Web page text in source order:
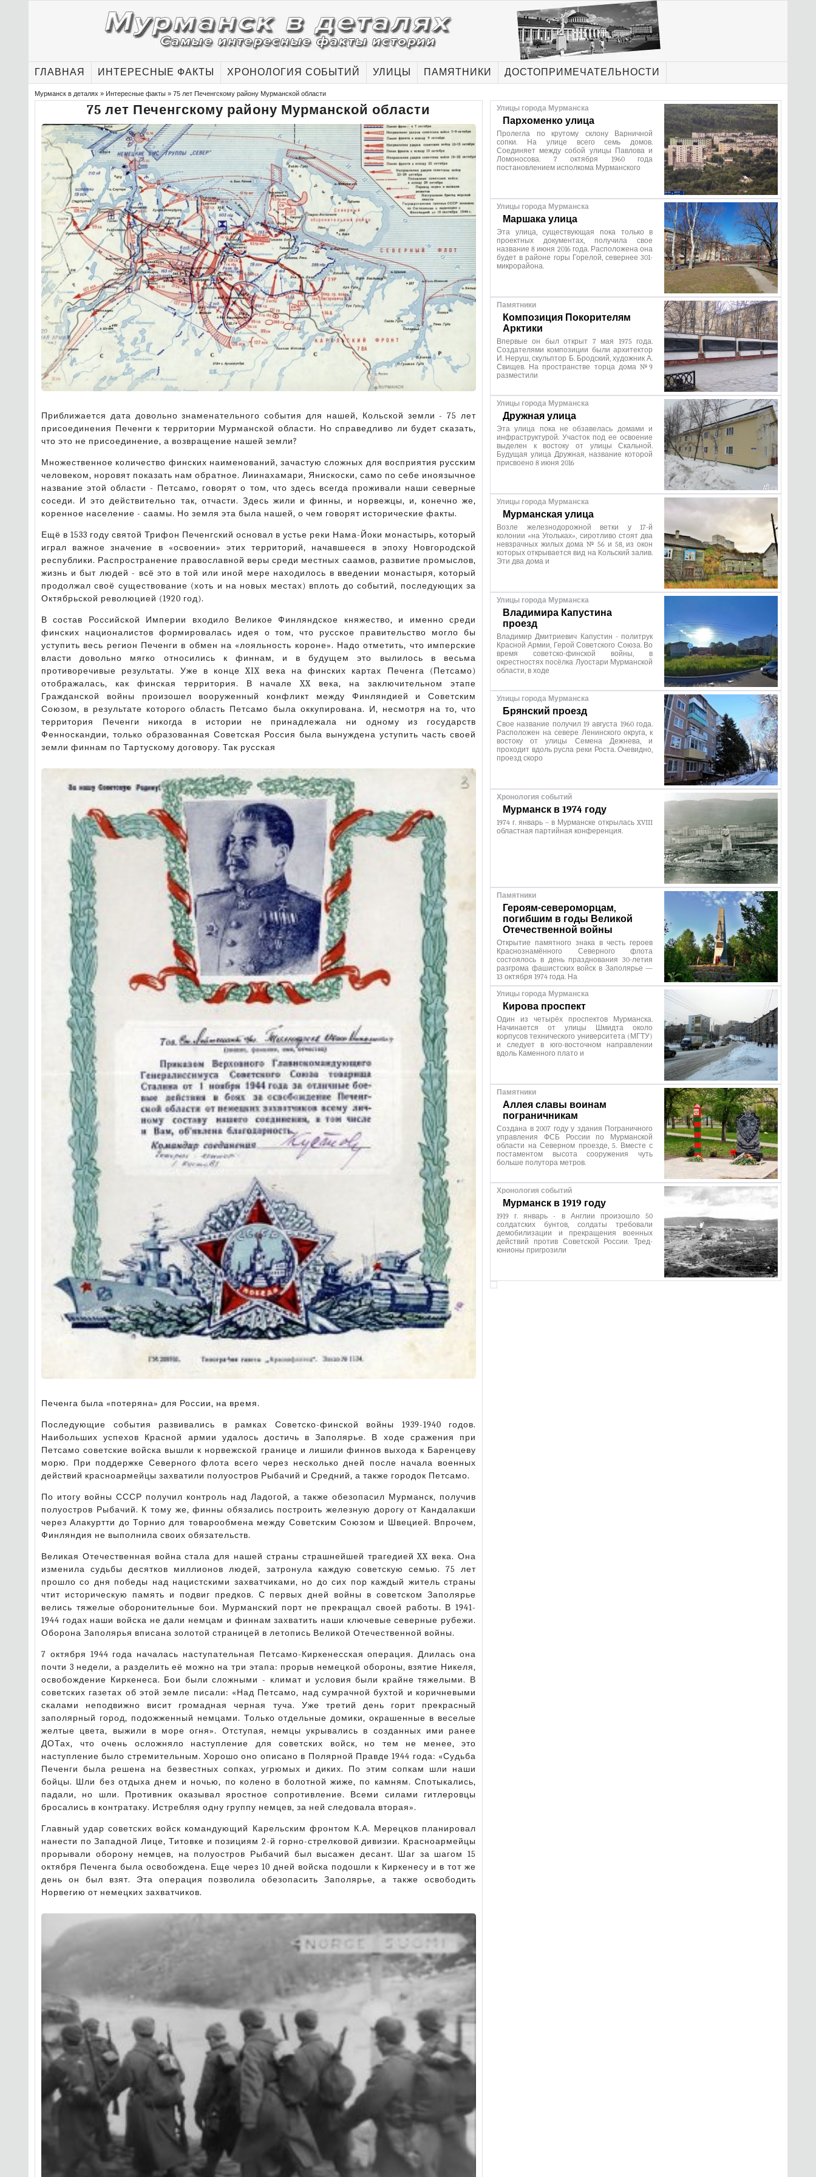
ГЛАВНАЯ ИНТЕРЕСНЫЕ ФАКТЫ ХРОНОЛОГИЯ СОБЫТИЙ УЛИЦЫ ПАМЯТНИКИ ДОСТОПРИМЕЧАТЕЛЬНОСТИ
Мурманск в деталях » Интересные факты » 75 лет Печенгскому району Мурманской области
75 лет Печенгскому району Мурманской области
Приближается дата довольно знаменательного события для нашей, Кольской земли - 75 лет
присоединения Печенги к территории Мурманской области. Но справедливо ли будет сказать,
что это не присоединение, а возвращение нашей земли?
Множественное количество финских наименований, зачастую сложных для восприятия русским
человеком, норовят показать нам обратное. Лиинахамари, Янискоски, само по себе иноязычное
название этой области - Петсамо, говорят о том, что здесь всегда проживали наши северные
соседи. И это действительно так, отчасти. Здесь жили и финны, и норвежцы, и, конечно же,
коренное население - саамы. Но земля эта была нашей, о чем говорят исторические факты.
Ещё в 1533 году святой Трифон Печенгский основал в устье реки Нама-Йоки монастырь, который
играл важное значение в «освоении» этих территорий, начавшееся в эпоху Новгородской
республики. Распространение православной веры среди местных саамов, развитие промыслов,
жизнь и быт людей - всё это в той или иной мере находилось в введении монастыря, который
продолжал своё существование (хоть и на новых местах) вплоть до событий, последующих за
Октябрьской революцией (1920 год).
В состав Российской Империи входило Великое Финляндское княжество, и именно среди
финских националистов формировалась идея о том, что русское правительство могло бы
уступить весь регион Печенги в обмен на «лояльность короне». Надо отметить, что имперские
власти довольно мягко относились к финнам, и в будущем это вылилось в весьма
противоречивые результаты. Уже в конце XIX века на финских картах Печенга (Петсамо)
отображалась, как финская территория. В начале XX века, на заключительном этапе
Гражданской войны произошел вооруженный конфликт между Финляндией и Советским
Союзом, в результате которого область Петсамо была оккупирована. И, несмотря на то, что
территория Печенги никогда в истории не принадлежала ни одному из государств
Фенноскандии, только образованная Советская Россия была вынуждена уступить часть своей
земли финнам по Тартускому договору. Так русская
Печенга была «потеряна» для России, на время.
Последующие события развивались в рамках Советско-финской войны 1939-1940 годов.
Наибольших успехов Красной армии удалось достичь в Заполярье. В ходе сражения при
Петсамо советские войска вышли к норвежской границе и лишили финнов выхода к Баренцеву
морю. При поддержке Северного флота всего через несколько дней после начала военных
действий красноармейцы захватили полуостров Рыбачий и Средний, а также городок Петсамо.
По итогу войны СССР получил контроль над Ладогой, а также обезопасил Мурманск, получив
полуостров Рыбачий. К тому же, финны обязались построить железную дорогу от Кандалакши
через Алакуртти до Торнио для товарообмена между Советским Союзом и Швецией. Впрочем,
Финляндия не выполнила своих обязательств.
Великая Отечественная война стала для нашей страны страшнейшей трагедией XX века. Она
изменила судьбы десятков миллионов людей, затронула каждую советскую семью. 75 лет
прошло со дня победы над нацистскими захватчиками, но до сих пор каждый житель страны
чтит историческую память и подвиг предков. С первых дней войны в советском Заполярье
велись тяжелые оборонительные бои. Мурманский порт не прекращал своей работы. В 1941-
1944 годах наши войска не дали немцам и финнам захватить наши ключевые северные рубежи.
Оборона Заполярья вписана золотой страницей в летопись Великой Отечественной войны.
7 октября 1944 года началась наступательная Петсамо-Киркенесская операция. Длилась она
почти 3 недели, а разделить её можно на три этапа: прорыв немецкой обороны, взятие Никеля,
освобождение Киркенеса. Бои были сложными - климат и условия были крайне тяжелыми. В
советских газетах об этой земле писали: «Над Петсамо, над сумрачной бухтой и коричневыми
скалами неподвижно висит громадная черная туча. Уже третий день горит прекрасный
заполярный город, подожженный немцами. Только отдельные домики, окрашенные в веселые
желтые цвета, выжили в море огня». Отступая, немцы укрывались в созданных ими ранее
ДОТах, что очень осложняло наступление для советских войск, но тем не менее, это
наступление было стремительным. Хорошо оно описано в Полярной Правде 1944 года: «Судьба
Печенги была решена на безвестных сопках, угрюмых и диких. По этим сопкам шли наши
бойцы. Шли без отдыха днем и ночью, по колено в болотной жиже, по камням. Спотыкались,
падали, но шли. Противник оказывал яростное сопротивление. Всеми силами гитлеровцы
бросались в контратаку. Истребляя одну группу немцев, за ней следовала вторая».
Главный удар советских войск командующий Карельским фронтом К.А. Мерецков планировал
нанести по Западной Лице, Титовке и позициям 2-й горно-стрелковой дивизии. Красноармейцы
прорывали оборону немцев, на полуостров Рыбачий был высажен десант. Шаг за шагом 15
октября Печенга была освобождена. Еще через 10 дней войска подошли к Киркенесу и в тот же
день он был взят. Эта операция позволила обезопасить Заполярье, а также освободить
Норвегию от немецких захватчиков.
Улицы города Мурманска
Пархоменко улица
Пролегла по крутому склону Варничной
сопки. На улице всего семь домов.
Соединяет между собой улицы Павлова и
Ломоносова. 7 октября 1960 года
постановлением исполкома Мурманского
Улицы города Мурманска
Маршака улица
Эта улица, существующая пока только в
проектных документах, получила свое
название 8 июня 2016 года. Расположена она
будет в районе горы Горелой, севернее 301-
микрорайона.
Памятники
Композиция Покорителям
Арктики
Впервые он был открыт 7 мая 1975 года.
Создателями композиции были архитектор
И. Неруш, скульптор Б. Бродский, художник А.
Свищев. На пространстве торца дома №9
разместили
Улицы города Мурманска
Дружная улица
Эта улица пока не обзавелась домами и
инфраструктурой. Участок под ее освоение
выделен к востоку от улицы Скальной.
Будущая улица Дружная, название которой
присвоено 8 июня 2016
Улицы города Мурманска
Мурманская улица
Возле железнодорожной ветки у 17-й
колонии «на Угольках», сиротливо стоят два
невзрачных жилых дома № 56 и 58, из окон
которых открывается вид на Кольский залив.
Эти два дома и
Улицы города Мурманска
Владимира Капустина
проезд
Владимир Дмитриевич Капустин - политрук
Красной Армии, Герой Советского Союза. Во
время советско-финской войны, в
окрестностях посёлка Луостари Мурманской
области, в ходе
Улицы города Мурманска
Брянский проезд
Свое название получил 19 августа 1960 года.
Расположен на севере Ленинского округа, к
востоку от улицы Семена Дежнева, и
проходит вдоль русла реки Роста. Очевидно,
проезд скоро
Хронология событий
Мурманск в 1974 году
1974 г. январь – в Мурманске открылась XVIII
областная партийная конференция.
Памятники
Героям-североморцам,
погибшим в годы Великой
Отечественной войны
Открытие памятного знака в честь героев
Краснознамённого Северного флота
состоялось в день празднования 30-летия
разгрома фашистских войск в Заполярье —
13 октября 1974 года. На
Улицы города Мурманска
Кирова проспект
Один из четырёх проспектов Мурманска.
Начинается от улицы Шмидта около
корпусов технического университета (МГТУ)
и следует в юго-восточном направлении
вдоль Каменного плато и
Памятники
Аллея славы воинам
пограничникам
Создана в 2007 году у здания Пограничного
управления ФСБ России по Мурманской
области на Северном проезде, 5. Вместе с
постаментом высота сооружения чуть
больше полутора метров.
Хронология событий
Мурманск в 1919 году
1919 г. январь - в Англии произошло 50
солдатских бунтов, солдаты требовали
демобилизации и прекращения военных
действий против Советской России. Тред-
юнионы пригрозили